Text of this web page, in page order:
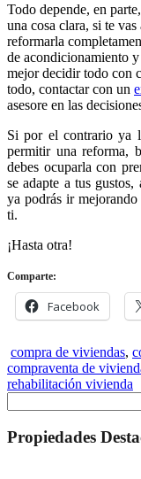
Todo depende, en
una cosa clara, si te
reformarla
de acondicionamiento
mejor decidir todo con
todo, contactar con un
asesore en las
Si por el contrario ya
permitir una reforma,
debes ocuparla con
se adapte a tus
ya podrás ir mejorando
ti.
¡Hasta otra!
Comparte:
Facebook
compra de viviendas,
compraventa de
rehabilitación vivienda
Propiedades